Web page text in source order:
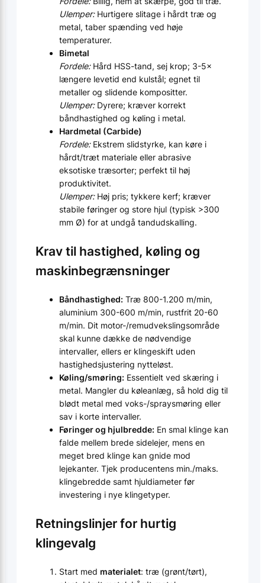
Ulemper:Hurtigere slitage i hårdt træ og
metal, taber spænding ved høje
temperaturer.
Bimetal
Fordele:Hård HSS-tand, sej krop; 3-5×
længere levetid end kulstål; egnet til
metaller og slidende kompositter.
Ulemper:Dyrere; kræver korrekt
båndhastighed og køling i metal.
Hardmetal (Carbide)
Fordele:Ekstrem slidstyrke, kan køre i
hårdt/træt materiale eller abrasive
eksotiske træsorter; perfekt til høj
produktivitet.
Ulemper:Høj pris; tykkere kerf; kræver
stabile føringer og store hjul (typisk >300
mm Ø) for at undgå tandudskalling.
Krav til hastighed, køling og
maskinbegrænsninger
Båndhastighed: Træ 800-1.200 m/min,
aluminium 300-600 m/min, rustfrit 20-60
m/min. Dit motor-/remudvekslingsområde
skal kunne dække de nødvendige
intervaller, ellers er klingeskift uden
hastighedsjustering nytteløst.
Køling/smøring: Essentielt ved skæring i
metal. Mangler du køleanlæg, så hold dig til
blødt metal med voks-/spraysmøring eller
sav i korte intervaller.
Føringer og hjulbredde: En smal klinge kan
falde mellem brede sidelejer, mens en
meget bred klinge kan gnide mod
lejekanter. Tjek producentens min./maks.
klingebredde samt hjuldiameter før
investering i nye klingetyper.
Retningslinjer for hurtig
klingevalg
Start med materialet: træ (grønt/tørt),